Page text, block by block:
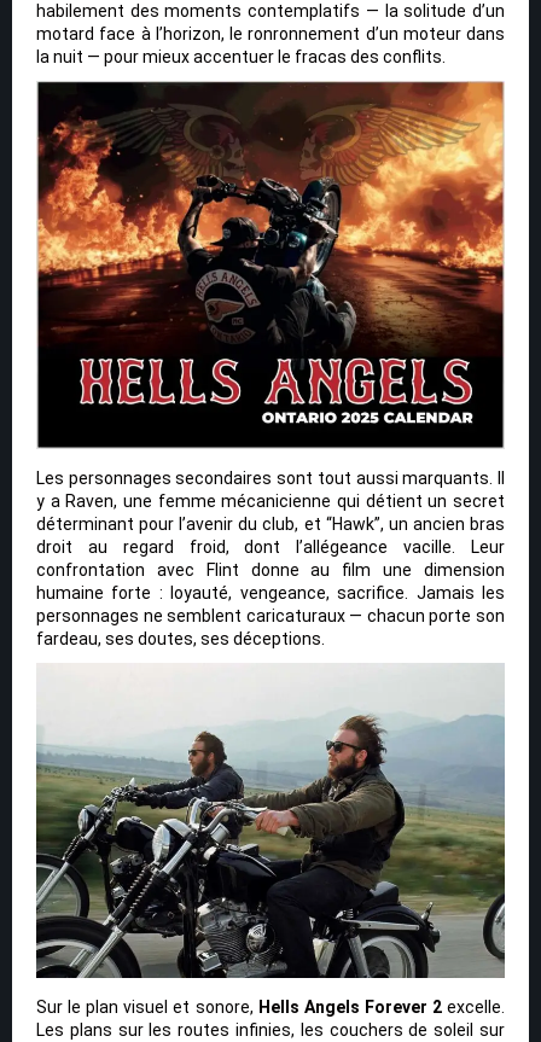
habilement des moments contemplatifs — la solitude d’un
motard face à l’horizon, le ronronnement d’un moteur dans
la nuit — pour mieux accentuer le fracas des conflits.
Les personnages secondaires sont tout aussi marquants. Il
y a Raven, une femme mécanicienne qui détient un secret
déterminant pour l’avenir du club, et “Hawk”, un ancien bras
droit au regard froid, dont l’allégeance vacille. Leur
confrontation avec Flint donne au film une dimension
humaine forte : loyauté, vengeance, sacrifice. Jamais les
personnages ne semblent caricaturaux — chacun porte son
fardeau, ses doutes, ses déceptions.
Sur le plan visuel et sonore, Hells Angels Forever 2excelle.
Les plans sur les routes infinies, les couchers de soleil sur